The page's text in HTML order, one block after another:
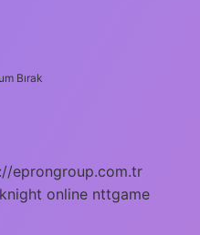
Bırak
eprongroup.com.tr
knight online nttgame